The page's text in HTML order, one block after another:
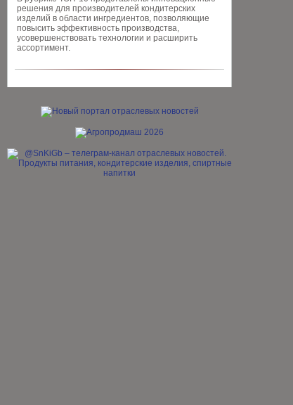
решения для производителей кондитерских
изделий в области ингредиентов, позволяющие
повысить эффективность производства,
усовершенствовать технологии и расширить
ассортимент.